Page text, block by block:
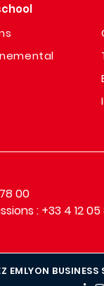
00
: +33 4 12 05
EMLYON